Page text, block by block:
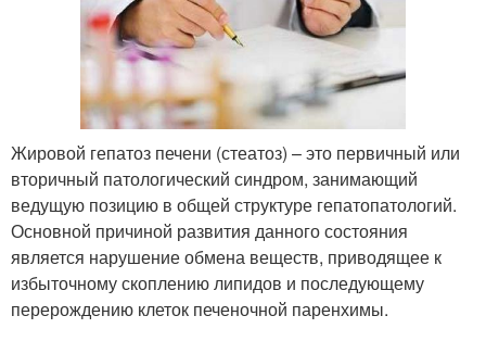
Жировой гепатоз печени (стеатоз) – это первичный или
вторичный патологический синдром, занимающий
ведущую позицию в общей структуре гепатопатологий.
Основной причиной развития данного состояния
является нарушение обмена веществ, приводящее к
избыточному скоплению липидов и последующему
перерождению клеток печеночной паренхимы.